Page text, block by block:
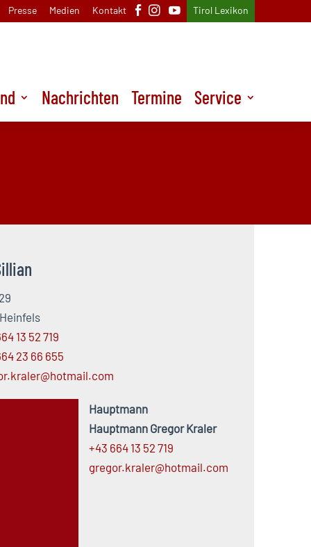
Presse Medien Kontakt Tirol Lexikon
Nachrichten Termine Service
13 52 719
23 66 655
Hauptmann
Hauptmann Gregor Kraler
+43 664 13 52 719
gregor.kraler@hotmail.com